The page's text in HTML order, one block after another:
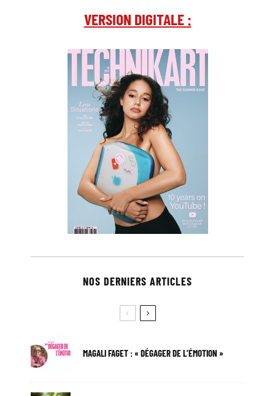
VERSION DIGITALE :
NOS DERNIERS ARTICLES
MAGALI FAGET : « DÉGAGER DE L’ÉMOTION »